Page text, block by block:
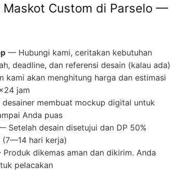
Maskot Custom di Parselo —
— Hubungi kami, ceritakan kebutuhan
deadline, dan referensi desain (kalau ada)
kami akan menghitung harga dan estimasi
jam
membuat mockup digital untuk
Anda puas
Setelah desain disetujui dan DP 50%
(7—14 hari kerja)
dikemas aman dan dikirim. Anda
pelacakan